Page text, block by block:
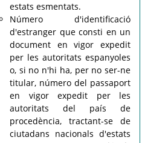
estats esmentats.
Número d'identificació
d'estranger que consti en un
document en vigor expedit
per les autoritats espanyoles
o, si no n'hi ha, per no ser-ne
titular, número del passaport
en vigor expedit per les
autoritats del país de
procedència, tractant-se de
ciutadans nacionals d'estats